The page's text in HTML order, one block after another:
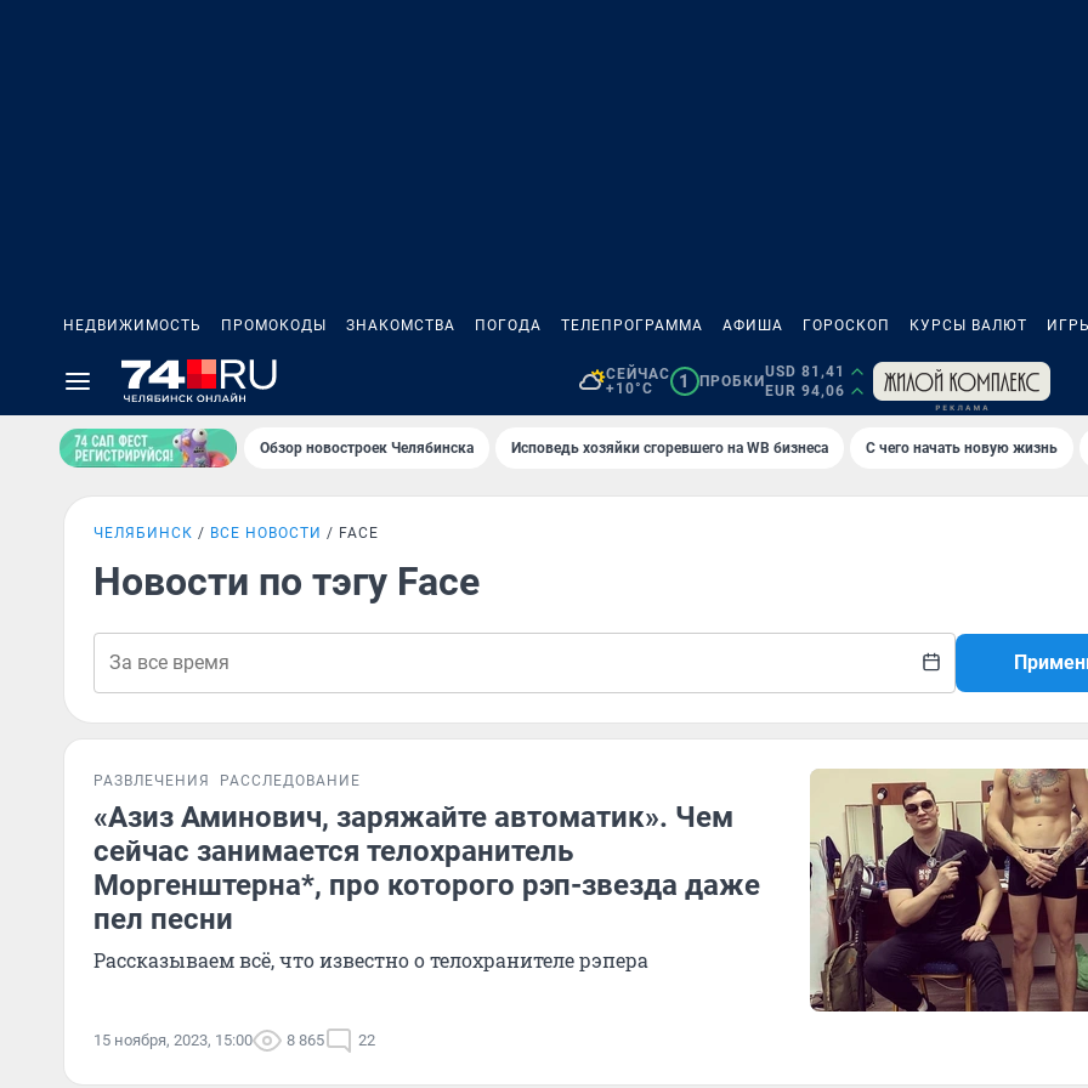
НЕДВИЖИМОСТЬ ПРОМОКОДЫ ЗНАКОМСТВА ПОГОДА ТЕЛЕПРОГРАММА АФИША ГОРОСКОП КУРСЫ ВАЛЮТ
СЕЙЧАС
+10°C
1 ПРОБКИ
USD 81,41
EUR 94,06
Обзор новостроек Челябинска Исповедь хозяйки сгоревшего на WB бизнеса С чего начать новую жизнь
ЧЕЛЯБИНСК ВСЕ НОВОСТИ FACE
Новости по тэгу Face
РАЗВЛЕЧЕНИЯ РАССЛЕДОВАНИЕ
«Азиз Аминович, заряжайте автоматик». Чем
сейчас занимается телохранитель
Моргенштерна*, про которого рэп-звезда даже
пел песни
Рассказываем всё, что известно о телохранителе рэпера
15 ноября, 2023, 15:00 8 865 22